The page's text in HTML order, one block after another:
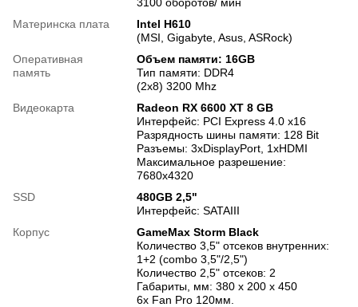
Материнска плата
Intel H610
(MSI, Gigabyte, Asus, ASRock)
Оперативная
память
Объем памяти: 16GB
Тип памяти: DDR4
(2x8) 3200 Mhz
Видеокарта
Radeon RX 6600 XT 8 GB
Интерфейс: PCI Express 4.0 x16
Разрядность шины памяти: 128 Bit
Разъемы: 3xDisplayPort, 1xHDMI
Максимальное разрешение:
7680x4320
SSD
480GB 2,5"
Интерфейс: SATAIII
Корпус
GameMax Storm Black
Количество 3,5" отсеков внутренних:
1+2 (сombo 3,5"/2,5")
Количество 2,5" отсеков: 2
Габариты, мм: 380 x 200 x 450
6х Fan Pro 120мм.